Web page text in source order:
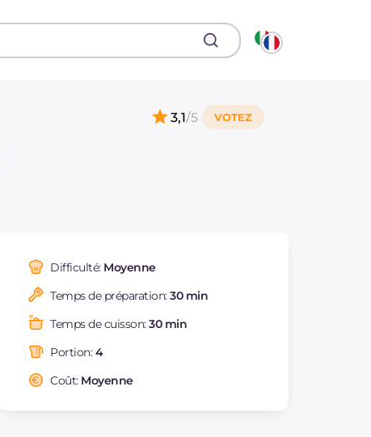
3,1/5
Difficulté: Moyenne
Temps de préparation:30 min
Temps de cuisson:30 min
Portion:4
Coût: Moyenne